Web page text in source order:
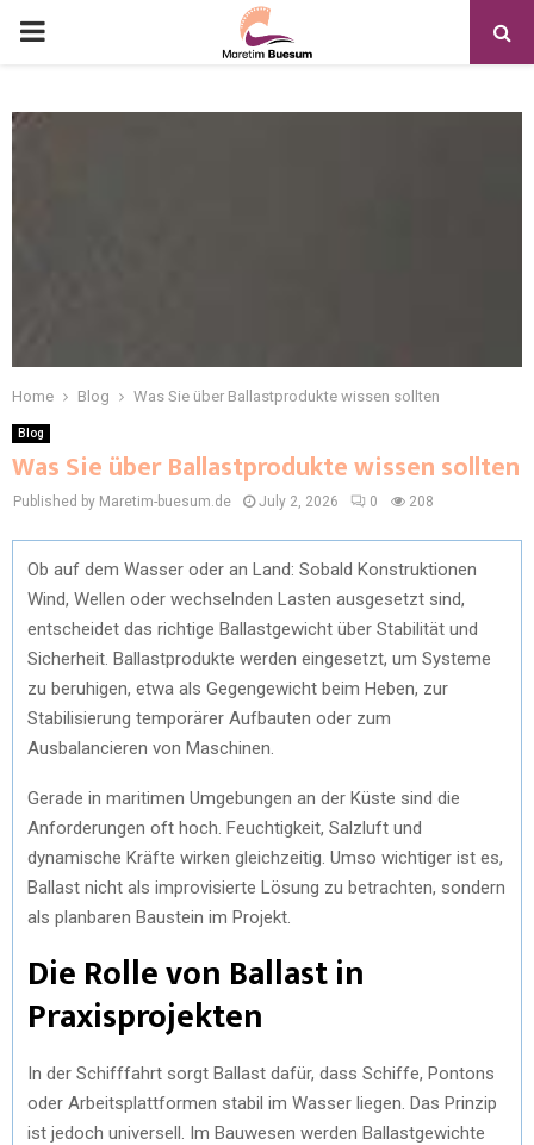
Home Blog Was Sie über Ballastprodukte wissen sollten
Blog
Was Sie über Ballastprodukte wissen sollten
Published by Maretim-buesum.de July 2, 2026 0 208
Ob auf dem Wasser oder an Land: Sobald Konstruktionen
Wind, Wellen oder wechselnden Lasten ausgesetzt sind,
entscheidet das richtige Ballastgewicht über Stabilität und
Sicherheit. Ballastprodukte werden eingesetzt, um Systeme
zu beruhigen, etwa als Gegengewicht beim Heben, zur
Stabilisierung temporärer Aufbauten oder zum
Ausbalancieren von Maschinen.
Gerade in maritimen Umgebungen an der Küste sind die
Anforderungen oft hoch. Feuchtigkeit, Salzluft und
dynamische Kräfte wirken gleichzeitig. Umso wichtiger ist es,
Ballast nicht als improvisierte Lösung zu betrachten, sondern
als planbaren Baustein im Projekt.
Die Rolle von Ballast in
Praxisprojekten
In der Schifffahrt sorgt Ballast dafür, dass Schiffe, Pontons
oder Arbeitsplattformen stabil im Wasser liegen. Das Prinzip
ist jedoch universell. Im Bauwesen werden Ballastgewichte